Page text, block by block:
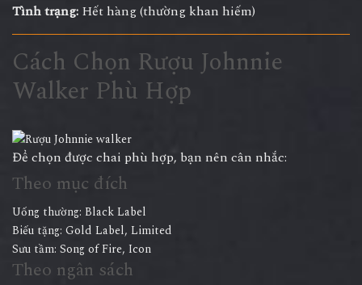
Tình trạng: Hết hàng (thường khan hiếm)
Cách Chọn Rượu Johnnie
Walker Phù Hợp
Để chọn được chai phù hợp, bạn nên cân nhắc:
Theo mục đích
Uống thường: Black Label
Biếu tặng: Gold Label, Limited
Sưu tầm: Song of Fire, Icon
Theo ngân sách